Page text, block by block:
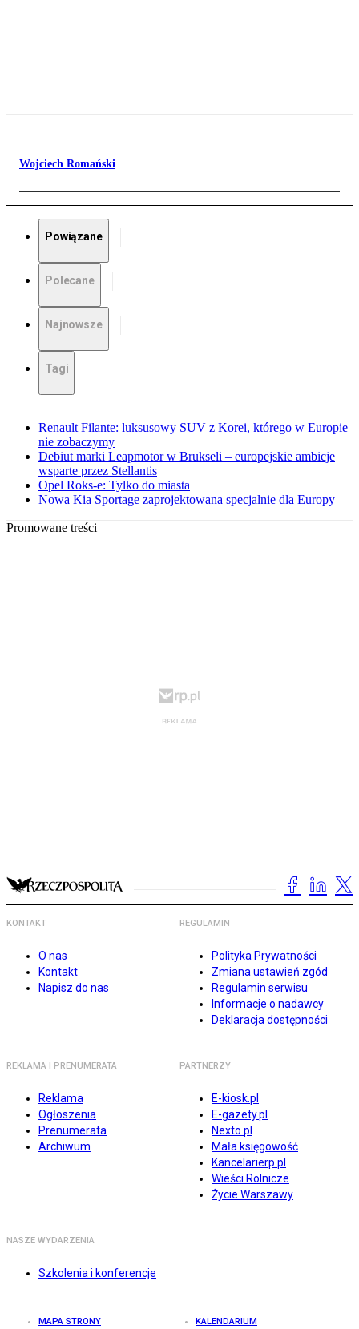
Wojciech Romański
Powiązane
Polecane
Najnowsze
Tagi
Renault Filante: luksusowy SUV z Korei, którego w Europie
nie zobaczymy
Debiut marki Leapmotor w Brukseli – europejskie ambicje
wsparte przez Stellantis
Opel Roks-e: Tylko do miasta
Nowa Kia Sportage zaprojektowana specjalnie dla Europy
Promowane treści
KONTAKT
O nas
Kontakt
Napisz do nas
REGULAMIN
Polityka Prywatności
Zmiana ustawień zgód
Regulamin serwisu
Informacje o nadawcy
Deklaracja dostępności
REKLAMA I PRENUMERATA
Reklama
Ogłoszenia
Prenumerata
Archiwum
PARTNERZY
E-kiosk.pl
E-gazety.pl
Nexto.pl
Mała księgowość
Kancelarierp.pl
Wieści Rolnicze
Życie Warszawy
NASZE WYDARZENIA
Szkolenia i konferencje
MAPA STRONY KALENDARIUM